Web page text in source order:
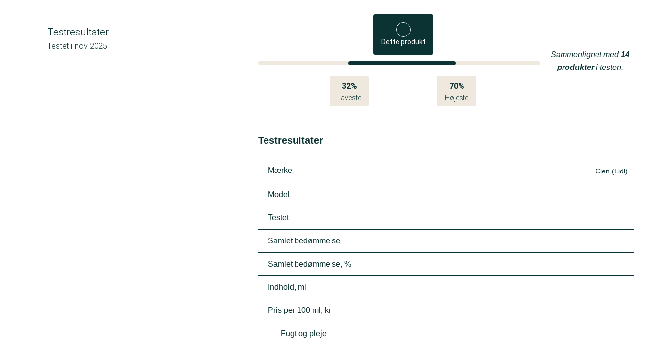
Testresultater
Testet i nov 2025 Dette produkt
32%
Laveste
70%
Højeste
Sammenlignet med14
produkteri testen.
Testresultater
Mærke Cien (Lidl)
Model
Testet
Samlet bedømmelse
Samlet bedømmelse, %
Indhold, ml
Pris per 100 ml, kr
Fugt og pleje